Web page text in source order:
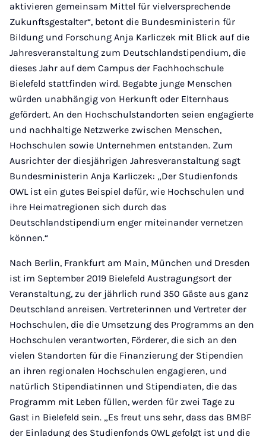
aktivieren gemeinsam Mittel für vielversprechende
Zukunftsgestalter“, betont die Bundesministerin für
Bildung und Forschung Anja Karliczek mit Blick auf die
Jahresveranstaltung zum Deutschlandstipendium, die
dieses Jahr auf dem Campus der Fachhochschule
Bielefeld stattfinden wird. Begabte junge Menschen
würden unabhängig von Herkunft oder Elternhaus
gefördert. An den Hochschulstandorten seien engagierte
und nachhaltige Netzwerke zwischen Menschen,
Hochschulen sowie Unternehmen entstanden. Zum
Ausrichter der diesjährigen Jahresveranstaltung sagt
Bundesministerin Anja Karliczek: „Der Studienfonds
OWL ist ein gutes Beispiel dafür, wie Hochschulen und
ihre Heimatregionen sich durch das
Deutschlandstipendium enger miteinander vernetzen
können.“
Nach Berlin, Frankfurt am Main, München und Dresden
ist im September 2019 Bielefeld Austragungsort der
Veranstaltung, zu der jährlich rund 350 Gäste aus ganz
Deutschland anreisen. Vertreterinnen und Vertreter der
Hochschulen, die die Umsetzung des Programms an den
Hochschulen verantworten, Förderer, die sich an den
vielen Standorten für die Finanzierung der Stipendien
an ihren regionalen Hochschulen engagieren, und
natürlich Stipendiatinnen und Stipendiaten, die das
Programm mit Leben füllen, werden für zwei Tage zu
Gast in Bielefeld sein. „Es freut uns sehr, dass das BMBF
der Einladung des Studienfonds OWL gefolgt ist und die